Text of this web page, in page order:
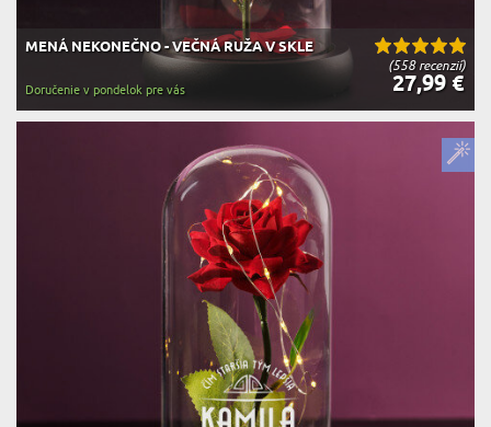
(558 recenzií)
MENÁ NEKONEČNO - VEČNÁ RUŽA V SKLE
27,99 €
Doručenie v pondelok pre vás